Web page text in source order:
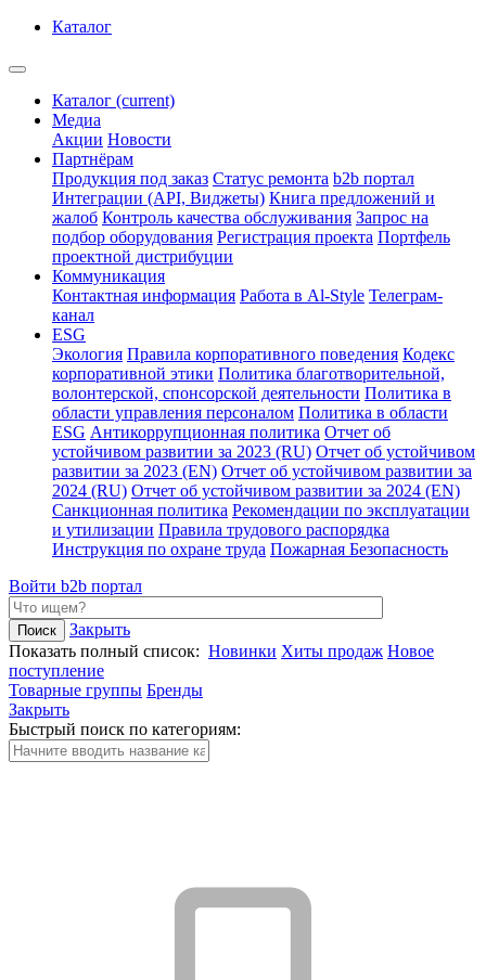
Каталог
Каталог (current)
Медиа
Акции Новости
Партнёрам
Продукция под заказ Статус ремонта b2b портал
Интеграции (API, Виджеты) Книга предложений и
жалоб Контроль качества обслуживания Запрос на
подбор оборудования Регистрация проекта Портфель
проектной дистрибуции
Коммуникация
Контактная информация Работа в Al-Style Телеграм-
канал
ESG
Экология Правила корпоративного поведения Кодекс
корпоративной этики Политика благотворительной,
волонтерской, спонсорской деятельности Политика в
области управления персоналом Политика в области
ESG Антикоррупционная политика Отчет об
устойчивом развитии за 2023 (RU) Отчет об устойчивом
развитии за 2023 (EN) Отчет об устойчивом развитии за
2024 (RU) Отчет об устойчивом развитии за 2024 (EN)
Санкционная политика Рекомендации по эксплуатации
и утилизации Правила трудового распорядка
Инструкция по охране труда Пожарная Безопасность
Войти b2b портал
Закрыть
Показать полный список: Новинки Хиты продаж Новое
поступление
Товарные группы Бренды
Закрыть
Быстрый поиск по категориям: